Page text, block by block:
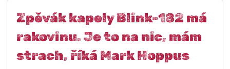
Zpěvák kapely Blink-182 má
rakovinu. Je to na nic, mám
strach, říká Mark Hoppus